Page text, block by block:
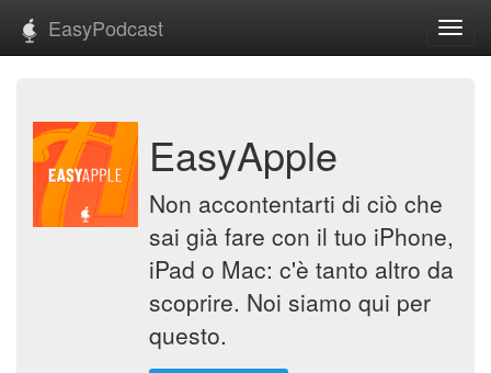
EasyPodcast
EasyApple
Non accontentarti di ciò che
sai già fare con il tuo iPhone,
iPad o Mac: c'è tanto altro da
scoprire. Noi siamo qui per
questo.